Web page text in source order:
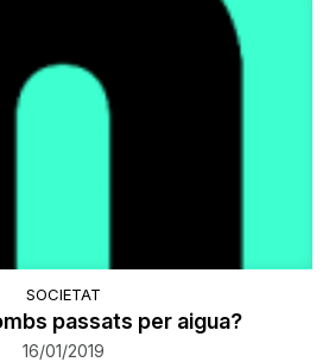
SOCIETAT
passats per aigua?
16/01/2019